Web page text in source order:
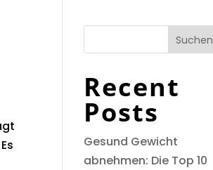
Suchen
Recent
Posts
Gesund Gewicht
abnehmen: Die Top 10